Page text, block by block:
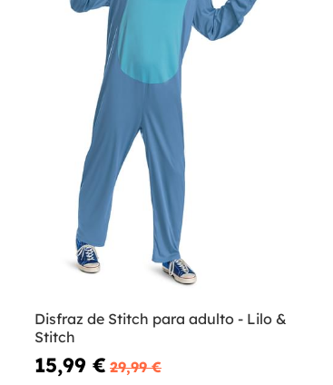
Disfraz de Stitch para adulto - Lilo &
Stitch
15,99 € 29,99 €